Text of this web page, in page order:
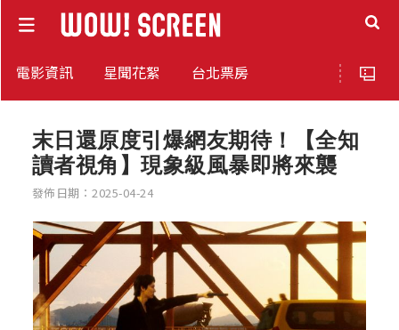
電影資訊 星聞花絮 台北票房
末日還原度引爆網友期待！【全知
讀者視角】現象級風暴即將來襲
發佈日期：2025-04-24